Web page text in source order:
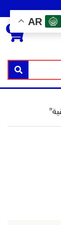
بحث
0
AR